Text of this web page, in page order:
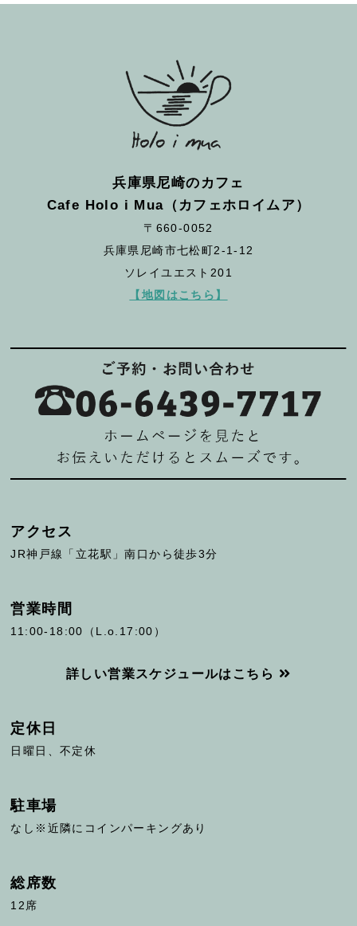
兵庫県尼崎のカフェ
Cafe Holo i Mua（カフェホロイムア）
〒660-0052
兵庫県尼崎市七松町2-1-12
ソレイユエスト201
【地図はこちら】
アクセス
JR神戸線「立花駅」南口から徒歩3分
営業時間
11:00-18:00（L.o.17:00）
詳しい営業スケジュールはこちら
定休日
日曜日、不定休
駐車場
なし※近隣にコインパーキングあり
総席数
12席